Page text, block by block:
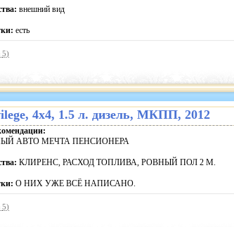
внешний вид
есть
5)
, 4x4, 1.5 л. дизель, МКПП, 2012
АВТО МЕЧТА ПЕНСИОНЕРА
КЛИРЕНС, РАСХОД ТОПЛИВА, РОВНЫЙ ПОЛ 2 М.
О НИХ УЖЕ ВСЁ НАПИСАНО.
5)